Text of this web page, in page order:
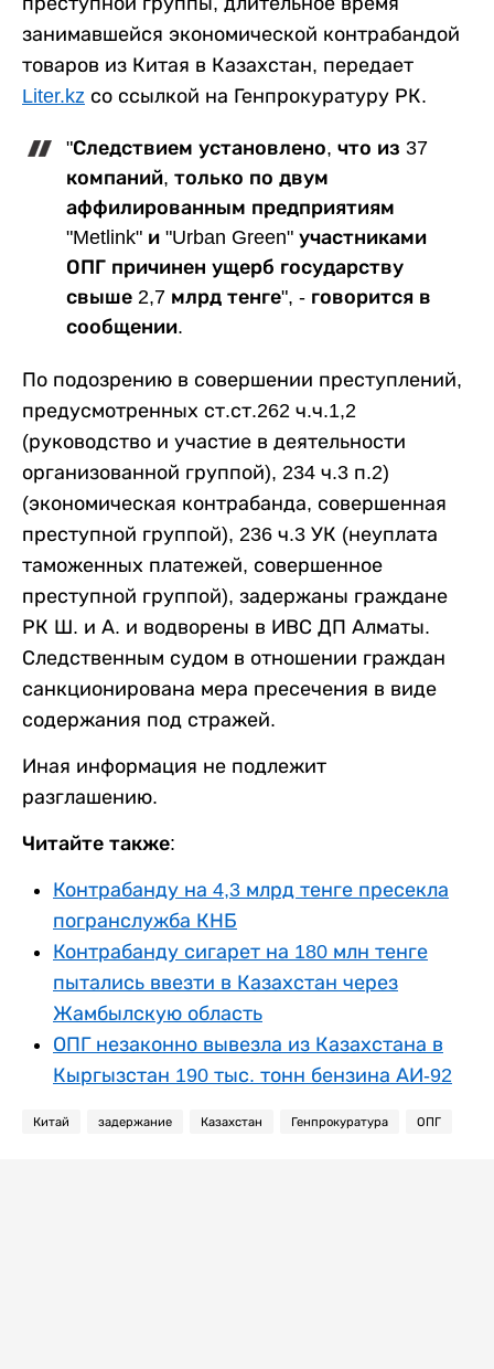
занимавшейся экономической контрабандой
товаров из Китая в Казахстан, передает
Liter.kz со ссылкой на Генпрокуратуру РК.
"Следствием установлено, что из 37
компаний, только по двум
аффилированным предприятиям
"Metlink" и "Urban Green" участниками
ОПГ причинен ущерб государству
свыше 2,7 млрд тенге", - говорится в
сообщении.
По подозрению в совершении преступлений,
предусмотренных ст.ст.262 ч.ч.1,2
(руководство и участие в деятельности
организованной группой), 234 ч.3 п.2)
(экономическая контрабанда, совершенная
преступной группой), 236 ч.3 УК (неуплата
таможенных платежей, совершенное
преступной группой), задержаны граждане
РК Ш. и А. и водворены в ИВС ДП Алматы.
Следственным судом в отношении граждан
санкционирована мера пресечения в виде
содержания под стражей.
Иная информация не подлежит
разглашению.
Читайте также:
Контрабанду на 4,3 млрд тенге пресекла
погранслужба КНБ
Контрабанду сигарет на 180 млн тенге
пытались ввезти в Казахстан через
Жамбылскую область
ОПГ незаконно вывезла из Казахстана в
Кыргызстан 190 тыс. тонн бензина АИ-92
Китай задержание Казахстан Генпрокуратура ОПГ